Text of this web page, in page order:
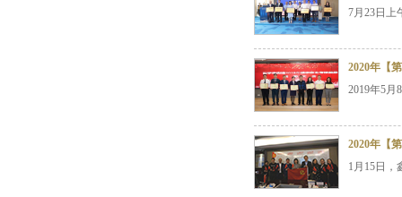
7月23日
2020年【
2019年5
2020年【
1月15日